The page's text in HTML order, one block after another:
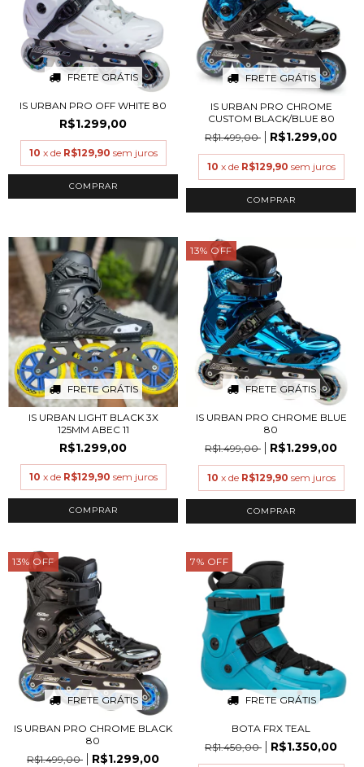
FRETE GRÁTIS
IS URBAN PRO OFF WHITE 80
R$1.299,00
10 x de R$129,90 sem juros
COMPRAR
FRETE GRÁTIS
IS URBAN PRO CHROME
CUSTOM BLACK/BLUE 80
R$1.499,00
R$1.299,00
10 x de R$129,90 sem juros
COMPRAR
FRETE GRÁTIS
IS URBAN LIGHT BLACK 3X
125MM ABEC 11
R$1.299,00
10 x de R$129,90 sem juros
COMPRAR
13% OFF
FRETE GRÁTIS
IS URBAN PRO CHROME BLUE
80
R$1.499,00
R$1.299,00
10 x de R$129,90 sem juros
COMPRAR
13% OFF
FRETE GRÁTIS
IS URBAN PRO CHROME BLACK
80
R$1.499,00
R$1.299,00
7% OFF
FRETE GRÁTIS
BOTA FRX TEAL
R$1.450,00
R$1.350,00